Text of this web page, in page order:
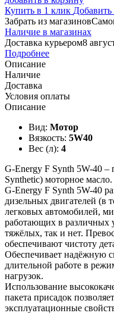
Купить в 1 клик
Забрать из магазинов
Наличие в магазинах
Доставка курьером8
Подробнее
Описание
Наличие
Доставка
Условия оплаты
Описание
Вид: Мотор
Вязкость: 5W40
Вес (л): 4
G-Energy F Synth 5W-40 –
Synthetic) моторное масло.
G-Energy F Synth 5W-40
дизельных двигателей (в
легковых автомобилей,
работающих в различных
тяжёлых, так и нет.
обеспечивают чистоту
Обеспечивает надёжную
длительной работе в
нагрузок.
Использование
пакета присадок
эксплуатационные